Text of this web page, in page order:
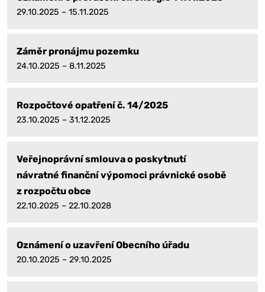
29.10.2025 – 15.11.2025
Záměr pronájmu pozemku
24.10.2025 – 8.11.2025
Rozpočtové opatření č. 14/2025
23.10.2025 – 31.12.2025
Veřejnoprávní smlouva o poskytnutí
návratné finanční výpomoci právnické osobě
z rozpočtu obce
22.10.2025 – 22.10.2028
Oznámení o uzavření Obecního úřadu
20.10.2025 – 29.10.2025